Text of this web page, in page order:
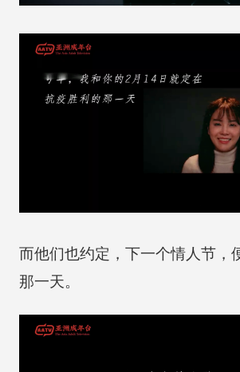
而他们也约定，下一个情人节，
那一天。